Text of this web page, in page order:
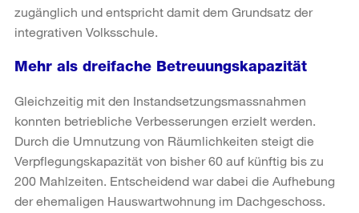
zugänglich und entspricht damit dem Grundsatz der
integrativen Volksschule.
Mehr als dreifache Betreuungskapazität
Gleichzeitig mit den Instandsetzungsmassnahmen
konnten betriebliche Verbesserungen erzielt werden.
Durch die Umnutzung von Räumlichkeiten steigt die
Verpflegungskapazität von bisher 60 auf künftig bis zu
200 Mahlzeiten. Entscheidend war dabei die Aufhebung
der ehemaligen Hauswartwohnung im Dachgeschoss.